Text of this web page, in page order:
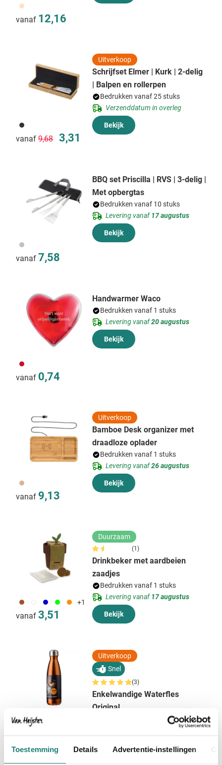
Toestemming Details Advertentie-instellingen
357
vanaf 12,16
011
vanaf Normale prijs
9,68 Speciale prijs
3,31
Uitverkoop
Schrijfset Elmer | Kurk | 2-delig
| Balpen en rollerpen
Bedrukken vanaf 25 stuks
Verzenddatum in overleg
Bekijk
032
vanaf 7,58
BBQ set Priscilla | RVS | 3-delig |
Met opbergtas
Bedrukken vanaf 10 stuks
Levering vanaf17 augustus
Bekijk
008
vanaf 0,74
Handwarmer Waco
Bedrukken vanaf 1 stuks
Levering vanaf20 augustus
Bekijk
011
vanaf 9,13
Uitverkoop
Bamboe Desk organizer met
draadloze oplader
Bedrukken vanaf 1 stuks
Levering vanaf26 augustus
Bekijk
011 002 005 029 007 +1
vanaf 3,51
Duurzaam
(1)
Drinkbeker met aardbeien
zaadjes
Bedrukken vanaf 1 stuks
Levering vanaf17 augustus
Bekijk
005007
vanaf 5,86 2,19
Uitverkoop
Snel
(3)
Enkelwandige Waterfles
Original
Bedrukken vanaf 5 stuks
13 augustus
Bekijk